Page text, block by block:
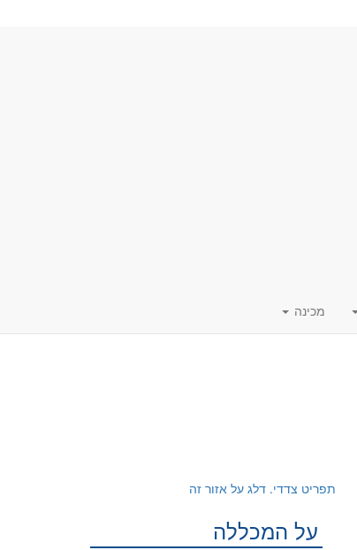
מכינה
תפריט צדדי. דלג על אזור זה
על המכללה